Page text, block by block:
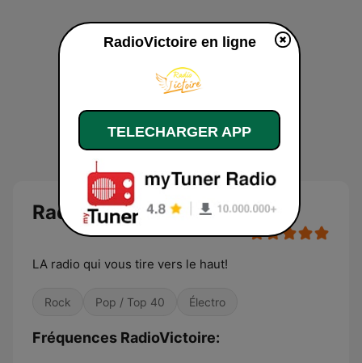
RadioVictoire
LA radio qui vous tire vers le haut!
Rock Pop / Top 40 Électro
Fréquences RadioVictoire:
RadioVictoire en ligne
TELECHARGER APP